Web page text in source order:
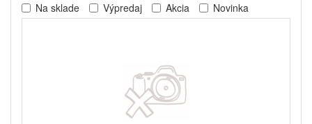
Na sklade Výpredaj Akcia Novinka